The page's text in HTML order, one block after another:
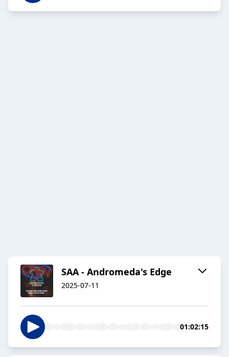
SAA - Andromeda's Edge
2025-07-11
01:02:15